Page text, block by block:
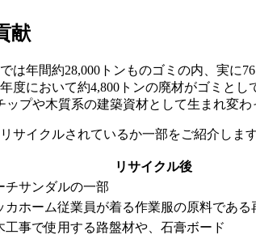
献
は年間約28,000トンものゴミの内、実に
度において約4,800トンの廃材がゴミとし
ップや木質系の建築資材として生まれ変わ
サイクルされているか一部をご紹介します
リサイクル後
チサンダルの一部
カホーム従業員が着る作業服の原料である
工事で使用する路盤材や、石膏ボード